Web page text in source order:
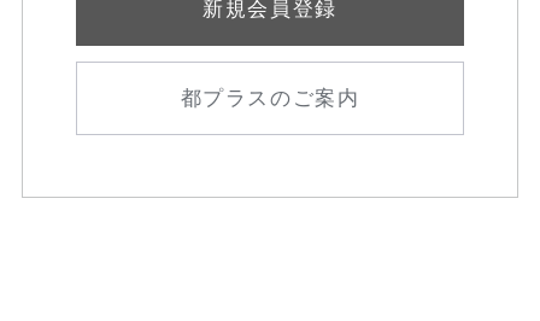
新規会員登録
都プラスのご案内